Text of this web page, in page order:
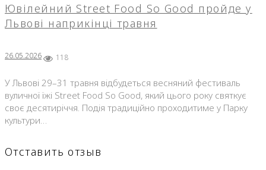
Ювілейний Street Food So Good пройде у
Львові наприкінці травня
26.05.2026 118
У Львові 29–31 травня відбудеться весняний фестиваль
вуличної їжі Street Food So Good, який цього року святкує
своє десятиріччя. Подія традиційно проходитиме у Парку
культури…
Отставить отзыв